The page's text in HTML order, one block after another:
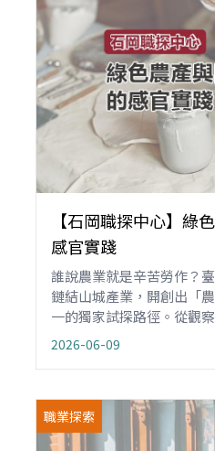
【石岡職探中心】綠
感官實踐
誰說農業就是辛苦勞作？
鏈結山城產業，開創出「
一的獨家試探路徑。從觀
藝，學子們在這裡不只是
種與自然共好的生活職人
義未來的綠色職涯 。
2026-06-09
職業探索